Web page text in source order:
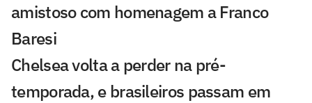
amistoso com homenagem a Franco
Baresi
Chelsea volta a perder na pré-
temporada, e brasileiros passam em